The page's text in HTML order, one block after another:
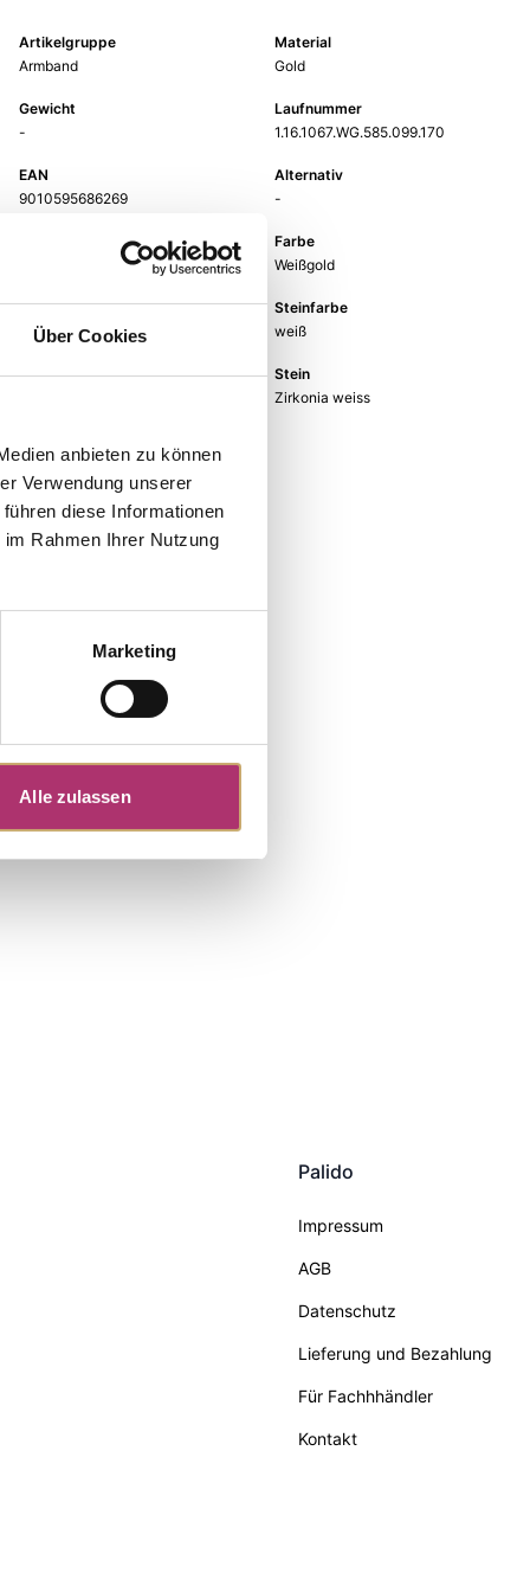
Über Cookies
anbieten zu können
Verwendung unserer
diese Informationen
Rahmen Ihrer Nutzung
Marketing
Alle zulassen
Artikelgruppe
Armband
Material
Gold
Gewicht
-
Laufnummer
1.16.1067.WG.585.099.170
EAN
9010595686269
Alternativ
-
Farbe
Weißgold
Länge
17 cm
Steinfarbe
weiß
Steinart
Stein
Zirkonia weiss
Palido
Impressum
AGB
Datenschutz
Lieferung und Bezahlung
Für Fachhhändler
Kontakt